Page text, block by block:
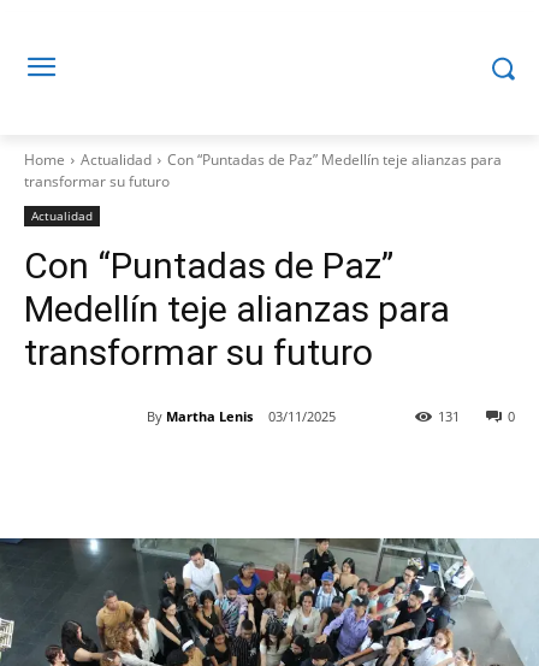
Home Actualidad
Con “Puntadas de Paz” Medellín teje alianzas para
transformar su futuro
Actualidad
Con “Puntadas de Paz”
Medellín teje alianzas para
transformar su futuro
By Martha Lenis 03/11/2025 0
131